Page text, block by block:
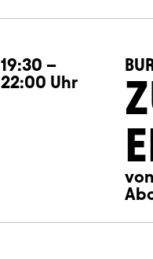
19:30 –
22:00 Uhr